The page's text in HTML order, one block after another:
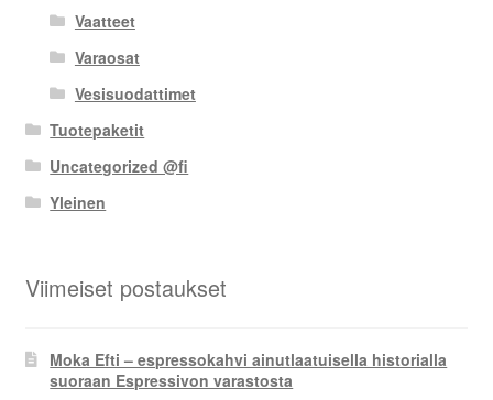
Vaatteet
Varaosat
Vesisuodattimet
Tuotepaketit
Uncategorized @fi
Yleinen
Viimeiset postaukset
Moka Efti – espressokahvi ainutlaatuisella historialla
suoraan Espressivon varastosta